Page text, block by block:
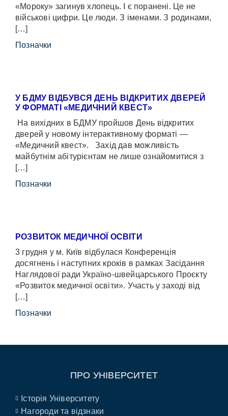
«Мороку» загинув хлопець. І є поранені. Це не
військові цифри. Це люди. З іменами. З родинами,
[…]
Позначки
У БДМУ ВІДБУВСЯ ДЕНЬ ВІДКРИТИХ ДВЕРЕЙ
У ФОРМАТІ «МЕДИЧНИЙ КВЕСТ»
На вихідних в БДМУ пройшов День відкритих
дверей у новому інтерактивному форматі —
«Медичний квест». Захід дав можливість
майбутнім абітурієнтам не лише ознайомитися з
[…]
Позначки
РОЗВИТОК МЕДИЧНОЇ ОСВІТИ
3 грудня у м. Київ відбулася Конференція
досягнень і наступних кроків в рамках Засідання
Наглядової ради Україно-швейцарського Проєкту
«Розвиток медичної освіти». Участь у заході від
[…]
Позначки
ПРО УНІВЕРСИТЕТ
Історія Університету
Нагороди та відзнаки